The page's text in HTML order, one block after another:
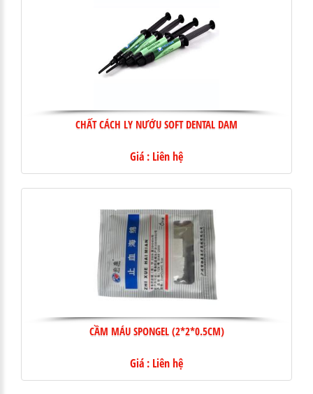
CHẤT CÁCH LY NƯỚU SOFT DENTAL DAM
Giá : Liên hệ
CẦM MÁU SPONGEL (2*2*0.5CM)
Giá : Liên hệ